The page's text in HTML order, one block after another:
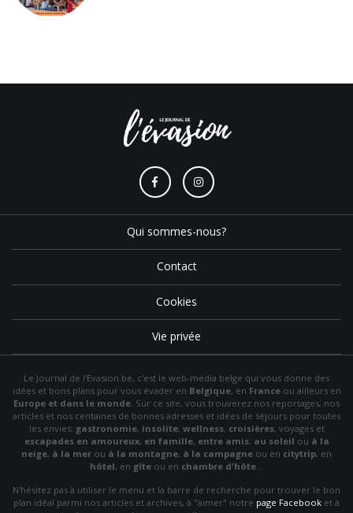
Qui sommes-nous?
Contact
Cookies
Vie privée
Le Journal de l'Evasion.be, c'est le web-média belge qui vous donne des
idées et bons plans pour vous évader en Belgique, en Franceou ailleurs en
Europe et dans le monde. Sur ce site, vous trouverez nos reportages, nos
articles et nos centaines de bonnes adresses et idées de séjours pour toutes
les envies: gastronomie, insolite, wellness, croisières, voyages et
escapades en amoureux, en famille, entre amis; au soleil ou à la
neige, à la mer ou à la montagne, à la campagne ou en citytrip, en
hôtel, en gîte ou en chambre d'hôte…
N'hésitez pas à utiliser le menu et la barre de recherche pour trouver le bon
plan idéal parmi nos articles et archives, à "aimer" notre page Facebook et à